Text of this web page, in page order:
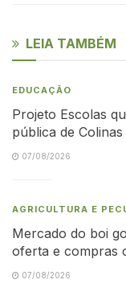
LEIA TAMBÉM
EDUCAÇÃO
Projeto Escolas
pública de
07/08/2026
AGRICULTURA E
Mercado do boi
oferta e compras
07/08/2026